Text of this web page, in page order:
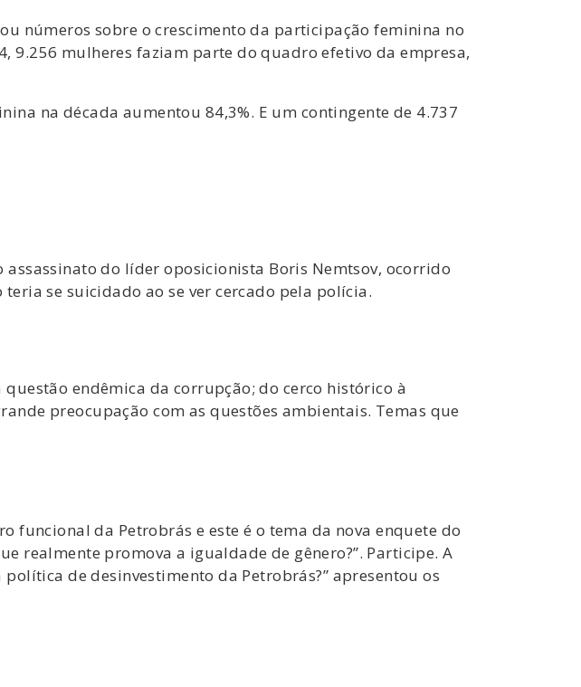
números sobre o crescimento da participação feminina no
9.256 mulheres faziam parte do quadro efetivo da empresa,
na década aumentou 84,3%. E um contingente de 4.737
do líder oposicionista Boris Nemtsov, ocorrido
se suicidado ao se ver cercado pela polícia.
endêmica da corrupção; do cerco histórico à
preocupação com as questões ambientais. Temas que
da Petrobrás e este é o tema da nova enquete do
realmente promova a igualdade de gênero?”. Participe. A
de desinvestimento da Petrobrás?” apresentou os